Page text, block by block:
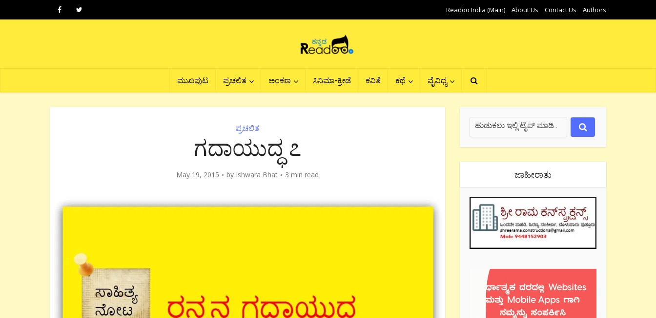
Readoo India (Main) About Us Contact Us Authors
ಮುಖಪುಟ ಪ್ರಚಲಿತ ಅಂಕಣ ಸಿನಿಮಾ-ಕ್ರೀಡೆ ಕವಿತೆ ಕಥೆ ವೈವಿಧ್ಯ
ಪ್ರಚಲಿತ
ಗದಾಯುದ್ಧ ೭
May 19, 2015 by Ishwara Bhat 3 min read ಜಾಹೀರಾತು